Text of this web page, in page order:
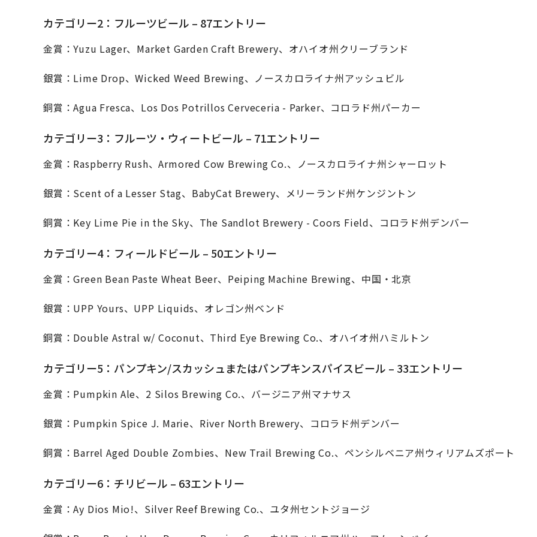
カテゴリー2：フルーツビール – 87エントリー
金賞：Yuzu Lager、Market Garden Craft Brewery、オハイオ州クリーブランド
銀賞：Lime Drop、Wicked Weed Brewing、ノースカロライナ州アッシュビル
銅賞：Agua Fresca、Los Dos Potrillos Cerveceria - Parker、コロラド州パーカー
カテゴリー3：フルーツ・ウィートビール – 71エントリー
金賞：Raspberry Rush、Armored Cow Brewing Co.、ノースカロライナ州シャーロット
銀賞：Scent of a Lesser Stag、BabyCat Brewery、メリーランド州ケンジントン
銅賞：Key Lime Pie in the Sky、The Sandlot Brewery - Coors Field、コロラド州デンバー
カテゴリー4：フィールドビール – 50エントリー
金賞：Green Bean Paste Wheat Beer、Peiping Machine Brewing、中国・北京
銀賞：UPP Yours、UPP Liquids、オレゴン州ベンド
銅賞：Double Astral w/ Coconut、Third Eye Brewing Co.、オハイオ州ハミルトン
カテゴリー5：パンプキン/スカッシュまたはパンプキンスパイスビール – 33エントリー
金賞：Pumpkin Ale、2 Silos Brewing Co.、バージニア州マナサス
銀賞：Pumpkin Spice J. Marie、River North Brewery、コロラド州デンバー
銅賞：Barrel Aged Double Zombies、New Trail Brewing Co.、ペンシルベニア州ウィリアムズポート
カテゴリー6：チリビール – 63エントリー
金賞：Ay Dios Mio!、Silver Reef Brewing Co.、ユタ州セントジョージ